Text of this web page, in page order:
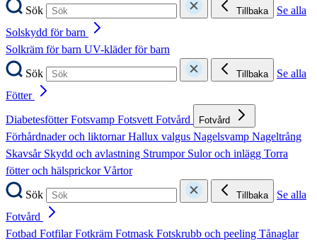
Sök
Tillbaka
Se alla
Solskydd för barn
Solkräm för barn UV-kläder för barn
Sök
Tillbaka
Se alla
Fötter
DiabetesfötterFotsvamp FotsvettFotvård Fotvård
Förhårdnader och liktornarHallux valgus Nagelsvamp Nageltrång
Skavsår Skydd och avlastning Strumpor Sulor och inlägg Torra
fötter och hälsprickorVårtor
Sök
Tillbaka
Se alla
Fotvård
Fotbad FotfilarFotkräm Fotmask Fotskrubb och peeling Tånaglar